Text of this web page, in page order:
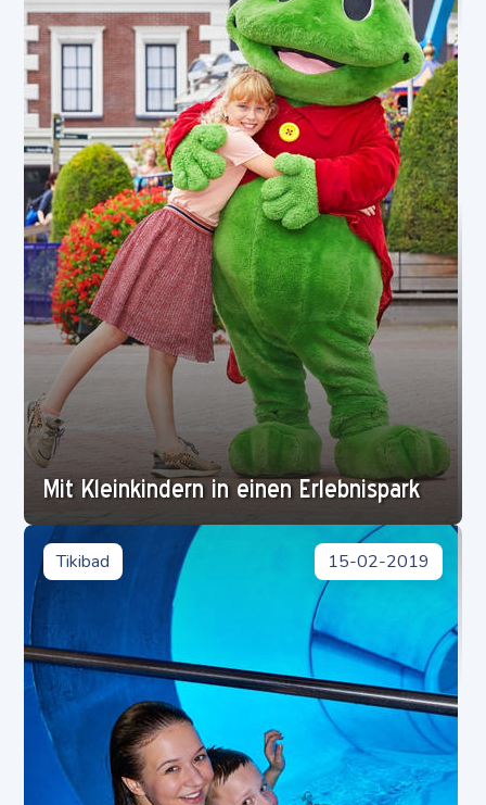
Mit Kleinkindern in einen Erlebnispark
Tikibad 15-02-2019